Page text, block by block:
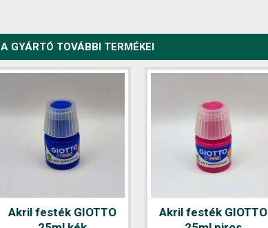
Nyomtatvány
Nyomtatvány Átadás-
A GYÁRTÓ TOVÁBBI TERMÉKEI
Akril festék GIOTTO
Akril festék GIOTTO